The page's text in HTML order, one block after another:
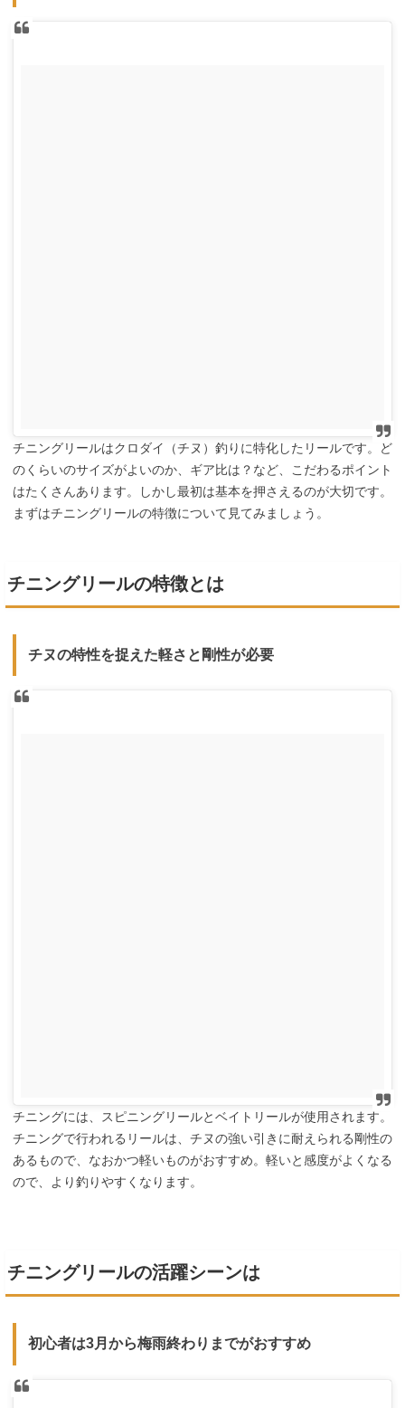
チニングリールはクロダイ（チヌ）釣りに特化したリールです。ど
のくらいのサイズがよいのか、ギア比は？など、こだわるポイント
はたくさんあります。しかし最初は基本を押さえるのが大切です。
まずはチニングリールの特徴について見てみましょう。
チニングリールの特徴とは
チヌの特性を捉えた軽さと剛性が必要
チニングには、スピニングリールとベイトリールが使用されます。
チニングで行われるリールは、チヌの強い引きに耐えられる剛性の
あるもので、なおかつ軽いものがおすすめ。軽いと感度がよくなる
ので、より釣りやすくなります。
チニングリールの活躍シーンは
初心者は3月から梅雨終わりまでがおすすめ